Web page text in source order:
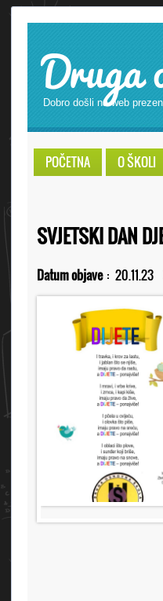
Druga
Dobro došli na web
POČETNA O ŠKOLI
SVJETSKI DAN
Datum objave : 20.11.23